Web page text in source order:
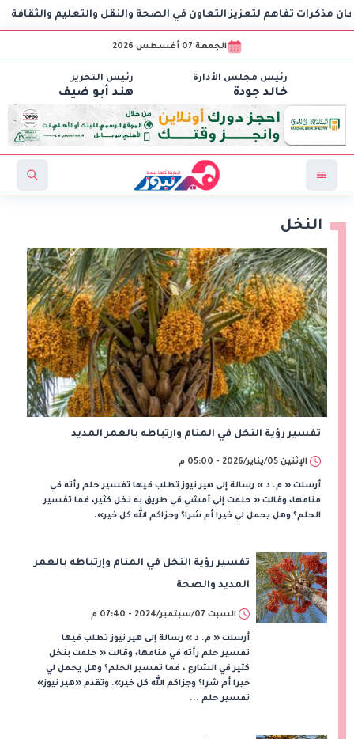
تفاهم لتعزيز التعاون في الصحة والنقل والتعليم والثقافة
الجمعة 07 أغسطس 2026
رئيس مجلس الأدارة
خالد جودة
رئيس التحرير
هند أبو ضيف
النخل
تفسير رؤية النخل في المنام وارتباطه بالعمر المديد
الإثنين 05/يناير/2026 - 05:00 م
أرسلت « م. د » رسالة إلى هير نيوز تطلب فيها تفسير حلم رأته في
منامها، وقالت « حلمت إني أمشي في طريق به نخل كثير، فما تفسير
الحلم؟ وهل يحمل لي خيرا أم شرا؟ وجزاكم الله كل خير».
تفسير رؤية النخل في المنام وإرتباطه بالعمر
المديد والصحة
السبت 07/سبتمبر/2024 - 07:40 م
أرسلت « م. د » رسالة إلى هير نيوز تطلب فيها
تفسير حلم رأته في منامها، وقالت « حلمت بنخل
كثير في الشارع ، فما تفسير الحلم؟ وهل يحمل لي
خيرا أم شرا؟ وجزاكم الله كل خير». وتقدم «هير نيوز»
تفسير حلم ...